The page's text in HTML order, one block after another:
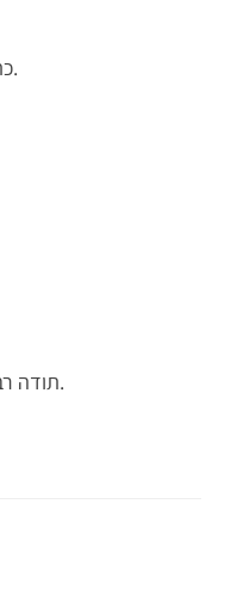
כתמיד – כותב ברור ומעניין.
תודה רבה רבה מיכל. שמחתי.